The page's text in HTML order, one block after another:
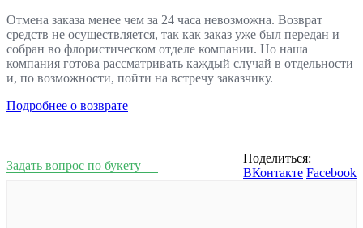
Отмена заказа менее чем за 24 часа невозможна. Возврат
средств не осуществляется, так как заказ уже был передан и
собран во флористическом отделе компании. Но наша
компания готова рассматривать каждый случай в отдельности
и, по возможности, пойти на встречу заказчику.
Подробнее о возврате
Задать вопрос по букету
Поделиться:
ВКонтакте Facebook